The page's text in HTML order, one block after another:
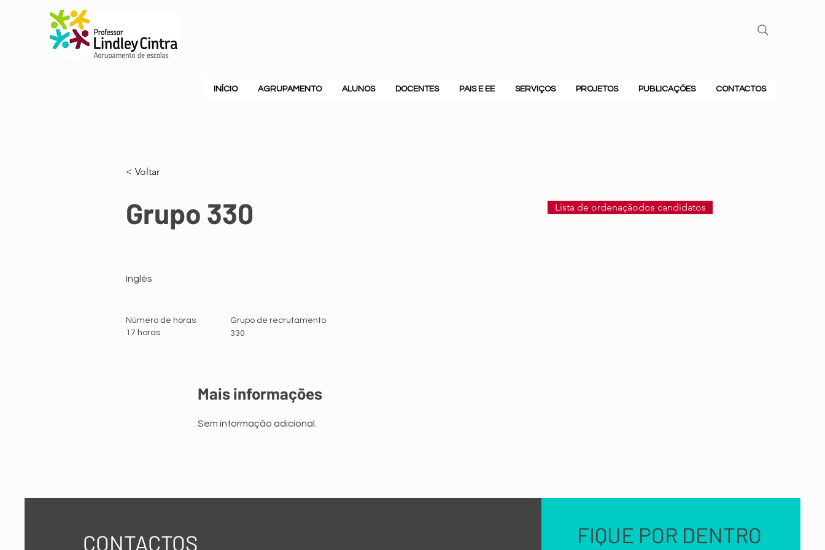
INÍCIO AGRUPAMENTO ALUNOS DOCENTES PAIS E EE SERVIÇOS PROJETOS PUBLICAÇÕES CONTACTOS
< Voltar
Grupo 330 Lista de ordenaçãodos candidatos
Inglês
Número de horas
17 horas
Grupo de recrutamento
330
Mais informações
Sem informação adicional.
CONTACTOS FIQUE POR DENTRO